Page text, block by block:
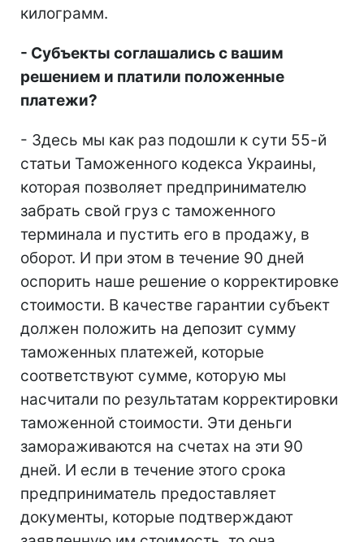
килограмм.
- Субъекты соглашались с вашим
решением и платили положенные
платежи?
- Здесь мы как раз подошли к сути 55-й
статьи Таможенного кодекса Украины,
которая позволяет предпринимателю
забрать свой груз с таможенного
терминала и пустить его в продажу, в
оборот. И при этом в течение 90 дней
оспорить наше решение о корректировке
стоимости. В качестве гарантии субъект
должен положить на депозит сумму
таможенных платежей, которые
соответствуют сумме, которую мы
насчитали по результатам корректировки
таможенной стоимости. Эти деньги
замораживаются на счетах на эти 90
дней. И если в течение этого срока
предприниматель предоставляет
документы, которые подтверждают